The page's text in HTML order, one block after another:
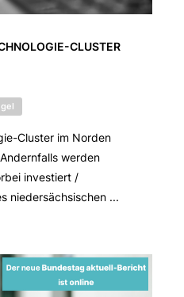
CLUSTER
Cluster im Norden
werden
investiert /
niedersächsischen ...